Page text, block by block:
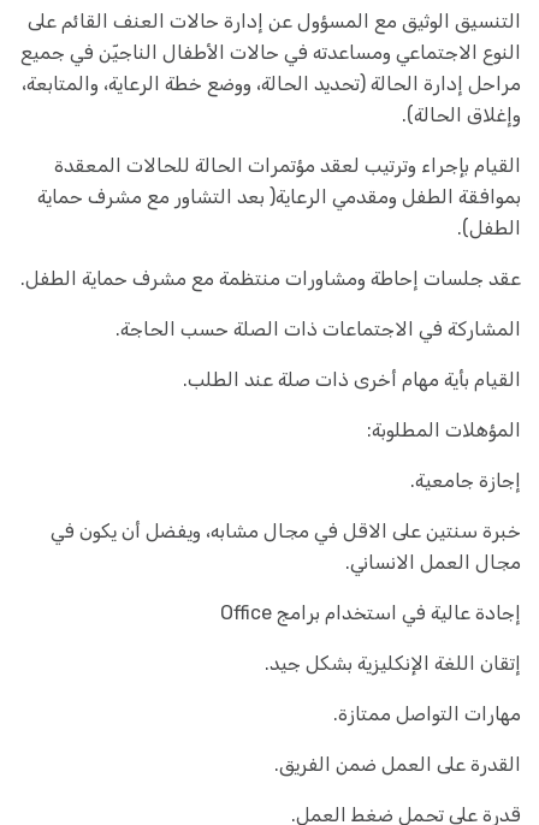
التنسيق الوثيق مع المسؤول عن إدارة حالات العنف القائم على
النوع الاجتماعي ومساعدته في حالات الأطفال الناجيّن في جميع
مراحل إدارة الحالة (تحديد الحالة، ووضع خطة الرعاية، والمتابعة،
وإغلاق الحالة).
القيام بإجراء وترتيب لعقد مؤتمرات الحالة للحالات المعقدة
بموافقة الطفل ومقدمي الرعاية( بعد التشاور مع مشرف حماية
الطفل).
عقد جلسات إحاطة ومشاورات منتظمة مع مشرف حماية الطفل.
المشاركة في الاجتماعات ذات الصلة حسب الحاجة.
القيام بأية مهام أخرى ذات صلة عند الطلب.
المؤهلات المطلوبة:
إجازة جامعية.
خبرة سنتين على الاقل في مجال مشابه، ويفضل أن يكون في
مجال العمل الانساني.
إجادة عالية في استخدام برامج Office
إتقان اللغة الإنكليزية بشكل جيد.
مهارات التواصل ممتازة.
القدرة على العمل ضمن الفريق.
قدرة على تحمل ضغط العمل.